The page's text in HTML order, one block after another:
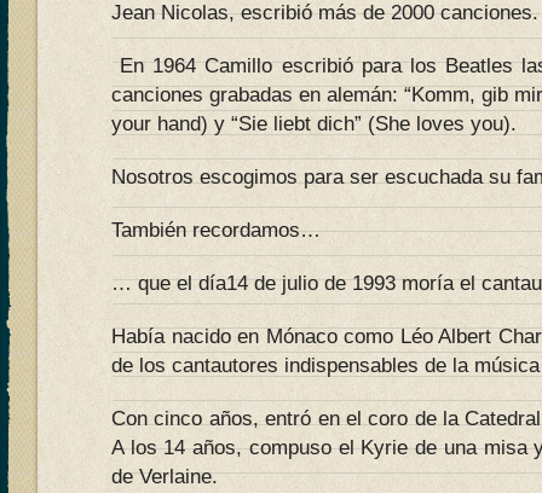
Jean Nicolas, escribió más de 2000 canciones.
En 1964 Camillo escribió para los Beatles
canciones grabadas en alemán: “Komm, gib
your hand) y “Sie liebt dich” (She loves you).
Nosotros escogimos para ser escuchada su
También recordamos…
… que el día14 de julio de 1993 moría el
Había nacido en Mónaco como Léo Albert
de los cantautores indispensables de la
Con cinco años, entró en el coro de la
A los 14 años, compuso el Kyrie de una misa
de Verlaine.